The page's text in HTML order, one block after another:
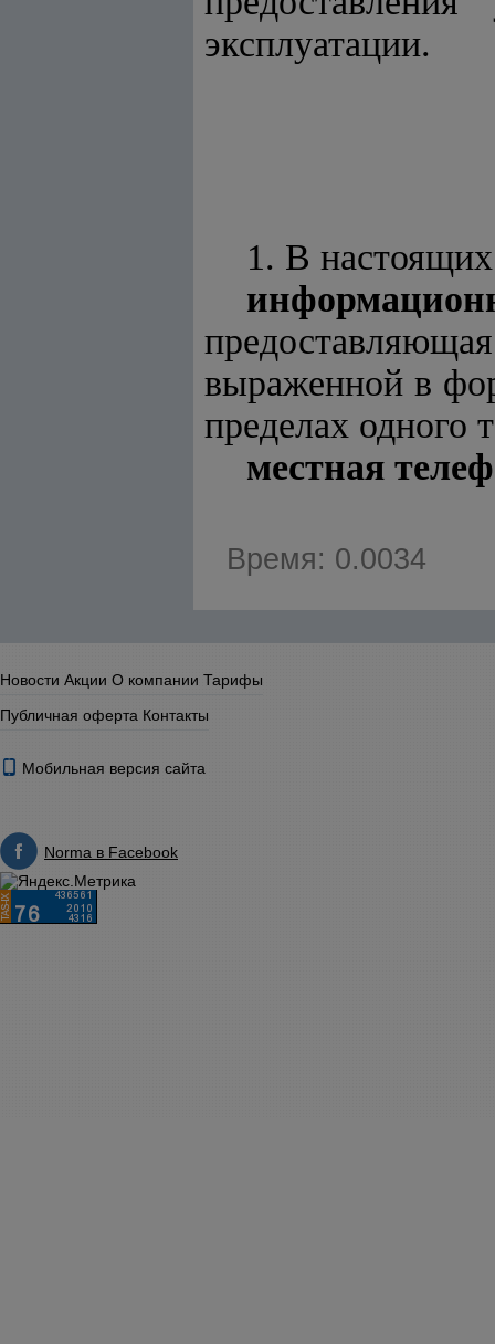
эксплуатации.
1. В
выраженной в
пределах одного
местная
Время: 0.0034
Новости Акции О компании Тарифы
Публичная оферта Контакты
Мобильная версия сайта
Norma в Facebook